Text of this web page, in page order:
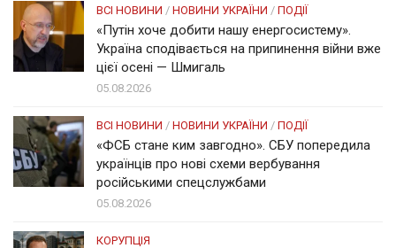
ВСІ НОВИНИ / НОВИНИ УКРАЇНИ / ПОДІЇ
«Путін хоче добити нашу енергосистему».
Україна сподівається на припинення війни вже
цієї осені — Шмигаль
05.08.2026
ВСІ НОВИНИ / НОВИНИ УКРАЇНИ / ПОДІЇ
«ФСБ стане ким завгодно». СБУ попередила
українців про нові схеми вербування
російськими спецслужбами
05.08.2026
КОРУПЦІЯ